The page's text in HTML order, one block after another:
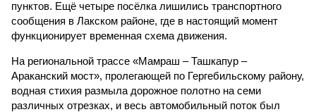
пунктов. Ещё четыре посёлка лишились транспортного
сообщения в Лакском районе, где в настоящий момент
функционирует временная схема движения.
На региональной трассе «Мамраш – Ташкапур –
Араканский мост», пролегающей по Гергебильскому району,
водная стихия размыла дорожное полотно на семи
различных отрезках, и весь автомобильный поток был